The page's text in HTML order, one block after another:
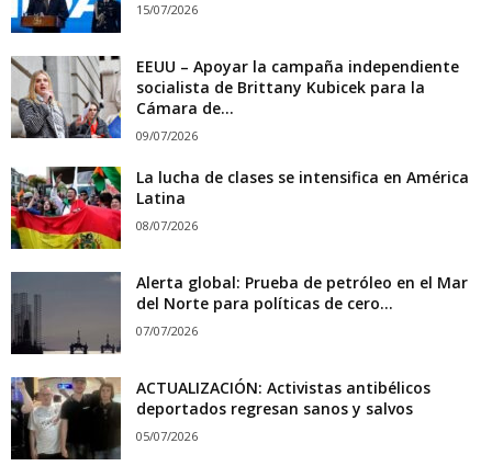
15/07/2026
EEUU – Apoyar la campaña independiente
socialista de Brittany Kubicek para la
Cámara de...
09/07/2026
La lucha de clases se intensifica en América
Latina
08/07/2026
Alerta global: Prueba de petróleo en el Mar
del Norte para políticas de cero...
07/07/2026
ACTUALIZACIÓN: Activistas antibélicos
deportados regresan sanos y salvos
05/07/2026